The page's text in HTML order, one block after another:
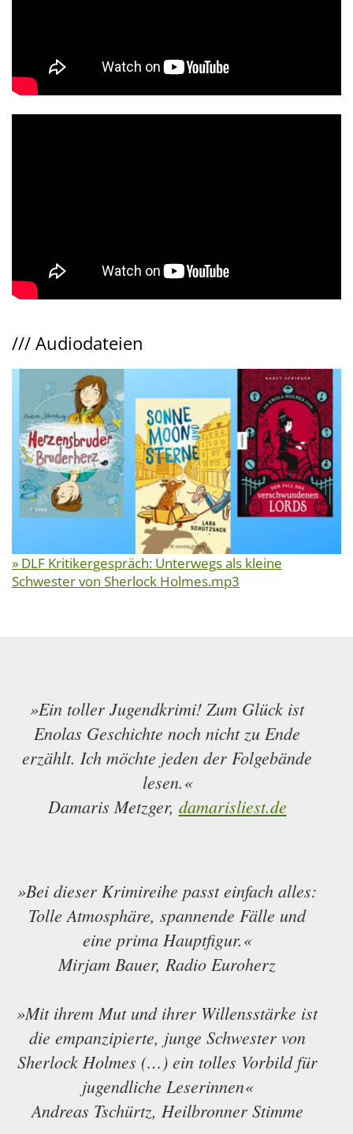
/// Audiodateien
» DLF Kritikergespräch: Unterwegs als kleine
Schwester von Sherlock Holmes.mp3
»Ein toller Jugendkrimi! Zum Glück ist
Enolas Geschichte noch nicht zu Ende
erzählt. Ich möchte jeden der Folgebände
lesen.«
Damaris Metzger, damarisliest.de
»Bei dieser Krimireihe passt einfach alles:
Tolle Atmosphäre, spannende Fälle und
eine prima Hauptfigur.«
Mirjam Bauer, Radio Euroherz
»Mit ihrem Mut und ihrer Willensstärke ist
die empanzipierte, junge Schwester von
Sherlock Holmes (…) ein tolles Vorbild für
jugendliche Leserinnen«
Andreas Tschürtz, Heilbronner Stimme